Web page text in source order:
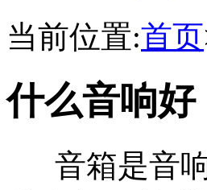
当前位置:首页
什么音响好
音箱是音响